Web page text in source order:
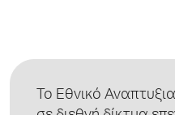
Το Εθνικό